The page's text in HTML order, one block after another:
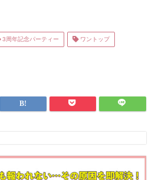
3周年記念パーティー ワントップ